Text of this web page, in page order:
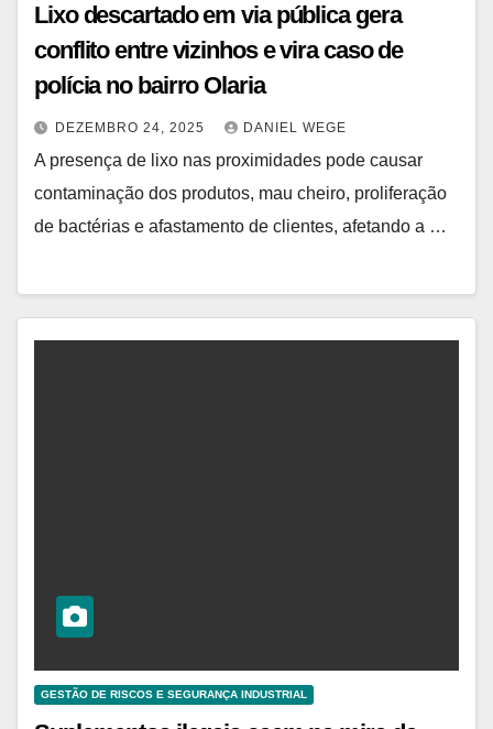
Lixo descartado em via pública gera
conflito entre vizinhos e vira caso de
polícia no bairro Olaria
DEZEMBRO 24, 2025 DANIEL WEGE
A presença de lixo nas proximidades pode causar
contaminação dos produtos, mau cheiro, proliferação
de bactérias e afastamento de clientes, afetando a …
GESTÃO DE RISCOS E SEGURANÇA INDUSTRIAL